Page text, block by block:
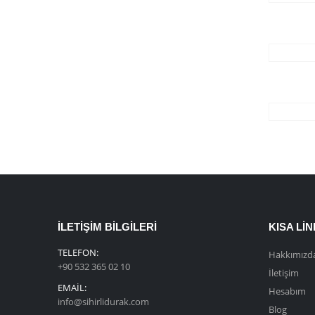
İLETIŞIM BILGILERI
TELEFON:
+90 532 365 02 10
EMAIL:
info@sihirlidurak.com
KISA
İletişim
Hesabım
Blog